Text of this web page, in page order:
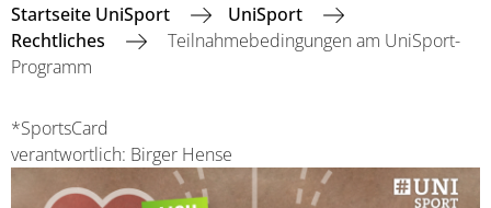
Startseite UniSport
UniSport
Rechtliches
Teilnahmebedingungen am UniSport-
Programm
*SportsCard
verantwortlich: Birger Hense